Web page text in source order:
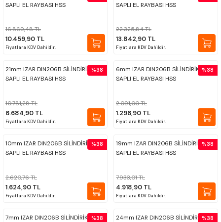
ÇOK AMAÇLI ÖLÇÜ MASTARI
PERGELLER
TORNA KALEM MASTARI
DÖKÜM PLEYTLER
AÇI MASTAR SETİ
SAPLI EL RAYBASI HSS
16.869,48 TL
10.459,90 TL
Fiyatlara KDV Dahildir.
SAPLI EL RAYBASI HSS
22.325,84 TL
13.842,90 TL
Fiyatlara KDV Dahildir.
%38
21mm IZAR DIN206B SİLİNDİRİK
SAPLI EL RAYBASI HSS
10.781,28 TL
6.684,90 TL
Fiyatlara KDV Dahildir.
%38
6mm IZAR DIN206B SİLİNDİRİK
SAPLI EL RAYBASI HSS
2.091,00 TL
1.296,90 TL
Fiyatlara KDV Dahildir.
%38
10mm IZAR DIN206B SİLİNDİRİK
SAPLI EL RAYBASI HSS
2.620,76 TL
1.624,90 TL
Fiyatlara KDV Dahildir.
%38
19mm IZAR DIN206B SİLİNDİRİK
SAPLI EL RAYBASI HSS
7.933,01 TL
4.918,90 TL
Fiyatlara KDV Dahildir.
%38
7mm IZAR DIN206B SİLİNDİRİK SAPLI
%38
24mm IZAR DIN206B SİLİNDİRİK